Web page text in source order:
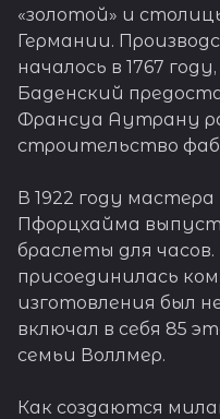
«золотой» и
Германии.
началось в 1767
Баденский
Франсуа Аутрану
строительство
В 1922 году
Пфорцхайма
браслеты для
присоединилась
изготовления был
включал в себя 85
семьи Воллмер.
Как создаются